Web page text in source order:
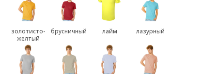
золотисто-
желтый
брусничный лайм лазурный